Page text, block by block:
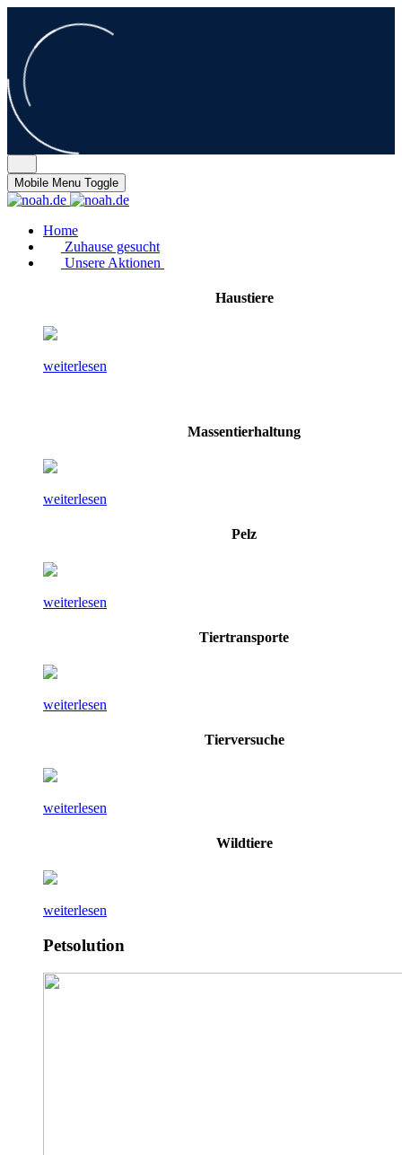
Mobile Menu Toggle
Home
Zuhause gesucht
Unsere Aktionen
Haustiere
weiterlesen
Massentierhaltung
weiterlesen
Pelz
weiterlesen
Tiertransporte
weiterlesen
Tierversuche
weiterlesen
Wildtiere
weiterlesen
Petsolution